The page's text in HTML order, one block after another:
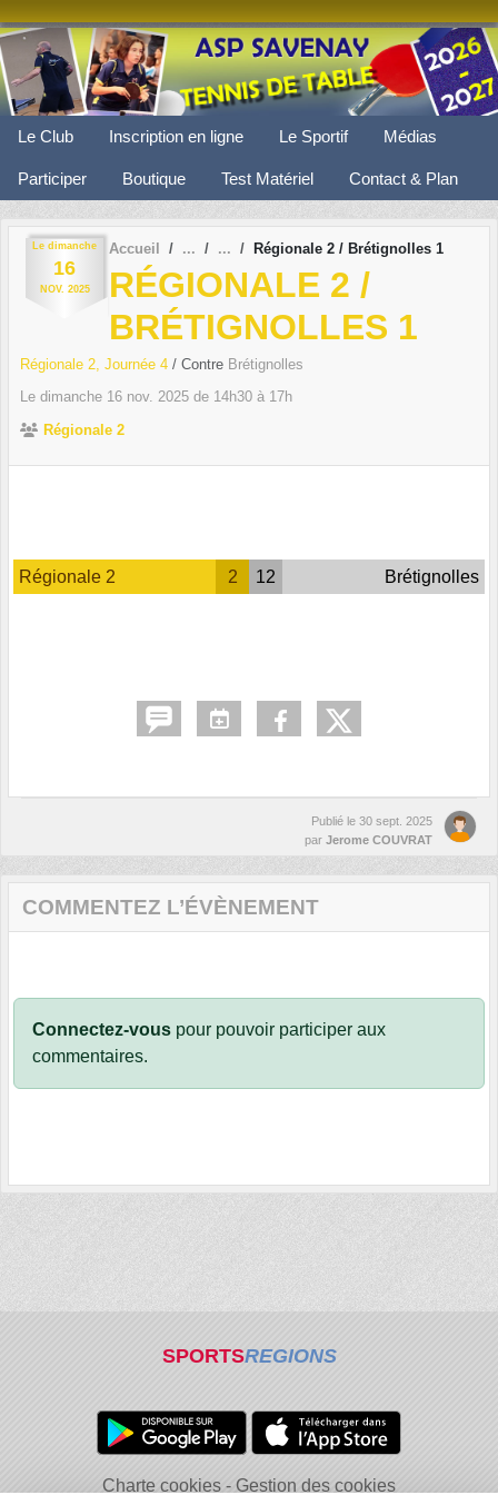
Le Club Inscription en ligne Le Sportif Médias
Participer Boutique Test Matériel Contact & Plan
Le dimanche
16
NOV. 2025
Accueil Régionale 2 / Brétignolles 1
RÉGIONALE 2 /
BRÉTIGNOLLES 1
Régionale 2, Journée 4 / Contre Brétignolles
Le dimanche 16 nov. 2025 de 14h30 à 17h
Régionale 2
Régionale 2 2 12 Brétignolles
Publié le 30 sept. 2025
par Jerome COUVRAT
COMMENTEZ L’ÉVÈNEMENT
Connectez-vous pour pouvoir participer aux
commentaires.
SPORTSREGIONS
Charte cookies Gestion des cookies